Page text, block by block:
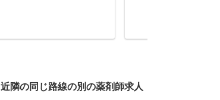
近隣の同じ路線の別の薬剤師求人